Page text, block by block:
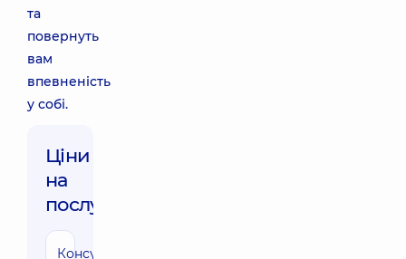
та
повернуть
вам
впевненість
у собі.
Ціни
на
послуги:
Консультація